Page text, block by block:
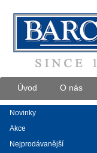
Úvod O nás
Novinky
Akce
Nejprodávanější